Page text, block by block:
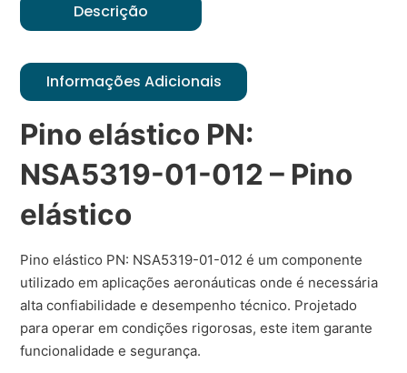
Descrição
Informações Adicionais
Pino elástico PN:
NSA5319-01-012 – Pino
elástico
Pino elástico PN: NSA5319-01-012 é um componente
utilizado em aplicações aeronáuticas onde é necessária
alta confiabilidade e desempenho técnico. Projetado
para operar em condições rigorosas, este item garante
funcionalidade e segurança.